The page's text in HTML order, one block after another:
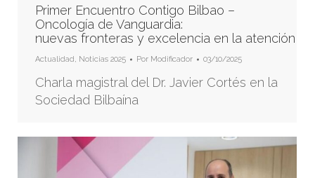
Primer Encuentro Contigo Bilbao –
Oncología de Vanguardia:
nuevas fronteras y excelencia en la atención
Actualidad, Noticias 2025 Por Modificador 03/10/2025
Charla magistral del Dr. Javier Cortés en la
Sociedad Bilbaína